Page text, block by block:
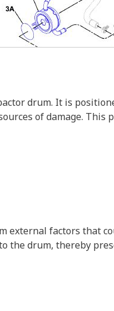
drum. It is
of damage.
external factors that
the drum, thereby